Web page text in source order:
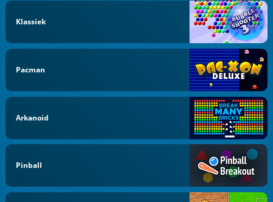
Klassiek
Pacman
Arkanoid
Pinball